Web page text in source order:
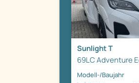
Sunlight T
69LC Adventure
Modell-/Baujahr